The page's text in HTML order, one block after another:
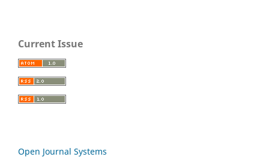
Current Issue
Open Journal Systems